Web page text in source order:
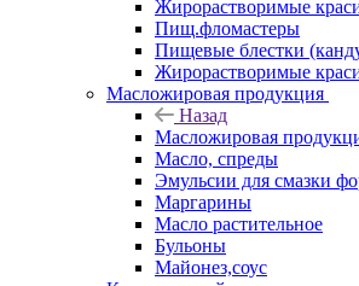
Жирорастворимые
Пищ.фломастеры
Пищевые блестки
Жирорастворимые
Масложировая продукция
Назад
Масложировая
Масло, спреды
Эмульсии для смазки
Маргарины
Масло растительное
Бульоны
Майонез,соус